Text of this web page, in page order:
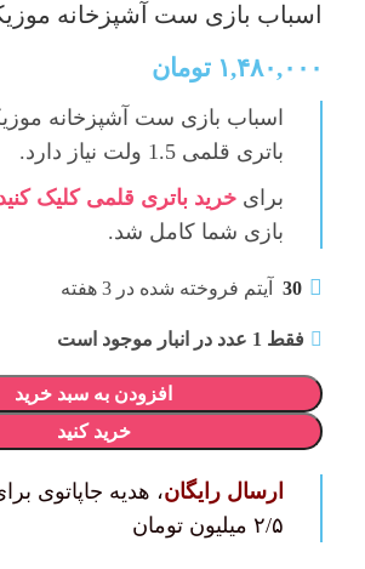
اسباب بازی ست آشپزخانه
۱,۴۸۰,۰۰۰ تومان
اسباب بازی ست آشپزخانه
باتری قلمی 1.5 ولت نیاز دارد.
برای خرید باتری قلمی کلیک
بازی شما کامل‌ شد.
30 آیتم فروخته شده در 3 هفته
فقط 1 عدد در انبار موجود است
افزودن به سبد خرید
خرید کنید
ارسال رایگان، هدیه جاپاتوی
۲/۵ میلیون تومان